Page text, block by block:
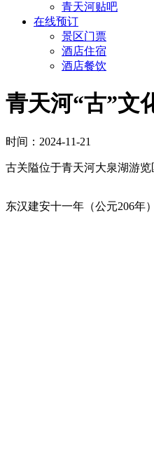
青天河贴吧
在线预订
景区门票
酒店住宿
酒店餐饮
青天河“古”文
时间：2024-11-21
古关隘位于青天河大泉湖游
东汉建安十一年（公元206年